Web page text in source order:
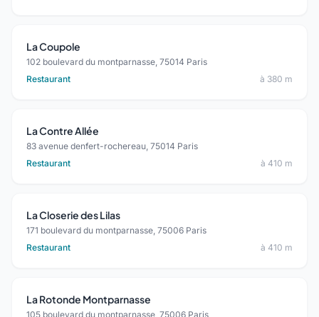
La Coupole
102 boulevard du montparnasse, 75014 Paris
Restaurant
à 380 m
La Contre Allée
83 avenue denfert-rochereau, 75014 Paris
Restaurant
à 410 m
La Closerie des Lilas
171 boulevard du montparnasse, 75006 Paris
Restaurant
à 410 m
La Rotonde Montparnasse
105 boulevard du montparnasse, 75006 Paris